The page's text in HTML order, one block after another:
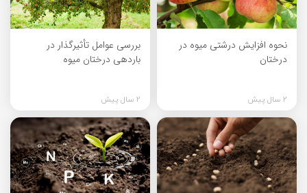
نحوه افزایش درشتی میوه در
درختان
2 سال پیش
بررسی عوامل تأثیرگذار در
باردهی درختان میوه
2 سال پیش